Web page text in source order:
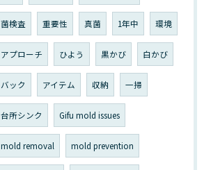
菌検査 重要性 真菌 1年中 環境
アプローチ ひよう 黒かび 白かび
バック アイテム 収納 一掃
台所シンク Gifu mold issues
mold removal mold prevention